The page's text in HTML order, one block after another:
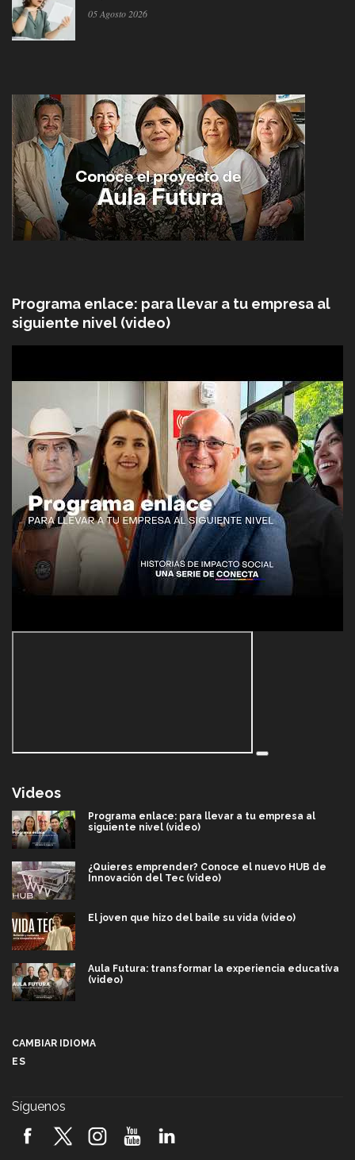
05 Agosto 2026
Programa enlace: para llevar a tu empresa al
siguiente nivel (video)
Videos
Programa enlace: para llevar a tu empresa al
siguiente nivel (video)
¿Quieres emprender? Conoce el nuevo HUB de
Innovación del Tec (video)
El joven que hizo del baile su vida (video)
Aula Futura: transformar la experiencia educativa
(video)
2026! (video)
CAMBIAR IDIOMA
ES
Síguenos